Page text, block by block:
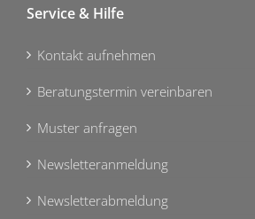
Service & Hilfe
Kontakt aufnehmen
Beratungstermin vereinbaren
Muster anfragen
Newsletteranmeldung
Newsletterabmeldung